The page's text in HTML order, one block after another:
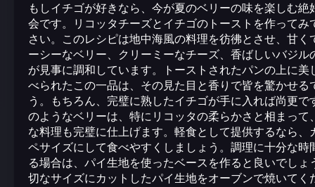
もしイチゴが好きなら、今が夏のベリーの味を楽しむ絶
会です。リコッタチーズとイチゴのトーストを作ってみ
さい。このレシピは地中海風の料理を彷彿とさせ、甘く
ーシーなベリー、クリーミーなチーズ、香ばしいバジル
が見事に調和しています。トーストされたパンの上に美
べられたこの一品は、その見た目と香りで皆を驚かせる
う。もちろん、完璧に熟したイチゴが手に入れば尚更で
のようなベリーは、特にリコッタの柔らかさと相まって
な料理も完璧に仕上げます。軽食として提供するなら、
ペサイズにして食べやすくしましょう。調理に十分な時
る場合は、パイ生地を使ったベースを作ると良いでしょ
切なサイズにカットしたパイ生地をオーブンで焼いてく